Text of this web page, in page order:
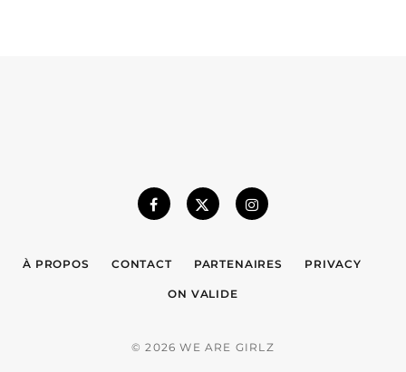
À PROPOS CONTACT PARTENAIRES PRIVACY
ON VALIDE
© 2026 WE ARE GIRLZ